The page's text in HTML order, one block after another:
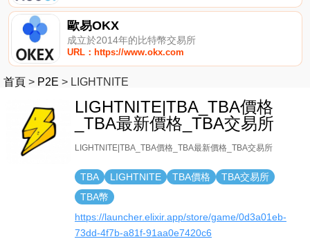
歐易OKX
成立於2014年的比特幣交易所
URL：https://www.okx.com
首頁 > P2E > LIGHTNITE
LIGHTNITE|TBA_TBA價格
_TBA最新價格_TBA交易所
LIGHTNITE|TBA_TBA價格_TBA最新價格_TBA交易所
TBA LIGHTNITE TBA價格
TBA交易所
TBA幣
https://launcher.elixir.app/store/game/0d3a01eb-
73dd-4f7b-a81f-91aa0e7420c6